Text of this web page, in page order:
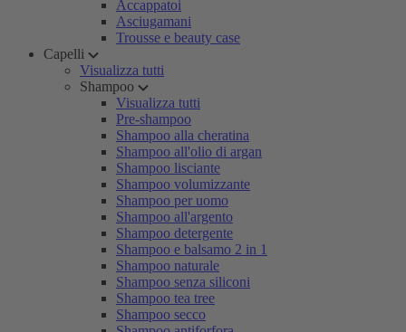
Accappatoi
Asciugamani
Trousse e beauty case
Capelli
Visualizza tutti
Shampoo
Visualizza tutti
Pre-shampoo
Shampoo alla cheratina
Shampoo all'olio di argan
Shampoo lisciante
Shampoo volumizzante
Shampoo per uomo
Shampoo all'argento
Shampoo detergente
Shampoo e balsamo 2 in 1
Shampoo naturale
Shampoo senza siliconi
Shampoo tea tree
Shampoo secco